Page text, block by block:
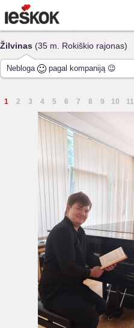
Žilvinas (35 m. Rokiškio rajonas)
Nebloga pagal kompaniją 😉
1 2 3 4 5 6 7 8 9 10 11